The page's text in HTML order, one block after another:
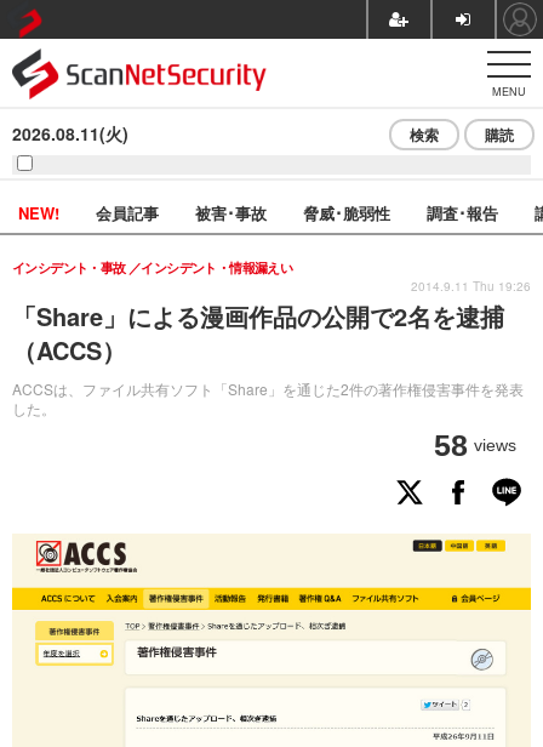
MENU
2026.08.11(火) 検索 購読
NEW! 会員記事 被害･事故 脅威･脆弱性 調査･報告
「Share」による漫画作品の公開で2名を逮捕
（ACCS）
ACCSは、ファイル共有ソフト「Share」を通じた2件の著作権侵害事件を発表
した。
インシデント・事故 インシデント・情報漏えい
58 views
2014.9.11 Thu 19:26